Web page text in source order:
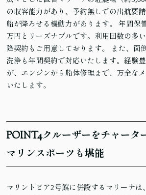
の収容能力があり、予約無しでの出航要
船が降ろせる機動力があります。 年間保
万円とリーズナブルです。利用回数の多
降契約もご用意しております。 また、面
洗浄も年間契約で対応いたします。経験
が、エンジンから船体修理まで、万全な
いたします。
POINT4クルーザーをチャータ
マリンスポーツも堪能
マリントピア2号館に併設するマリーナは